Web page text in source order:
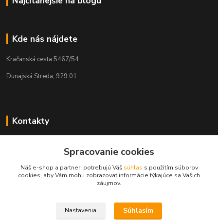
Kde nás nájdete
Kračanská cesta 5467/54
Dunajská Streda, 929 01
Kontakty
+421 908 775 701
info@kantorstav.sk
Spracovanie cookies
Náš e-shop a partneri potrebujú Váš súhlas s použitím súborov
cookies, aby Vám mohli zobrazovať informácie týkajúce sa Vašich
záujmov.
Nastavenia Súhlasím